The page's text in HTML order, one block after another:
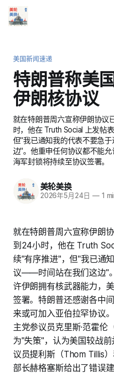
美国新闻速递
特朗普称美
伊朗核协议
就在特朗普周六宣称伊朗协议
时，他在 Truth Social 上发帖
但"我已通知我的代表不要急
边"。他重申任何协议都不能
海军封锁将持续至协议签署。
美轮美换
2026年5月24日 —1
就在特朗普周六宣称伊朗
到24小时，他在 Truth
续"有序推进"，但"我已通
议——时间站在我们这边"
许伊朗拥有核武器能力，
签署。特朗普还感谢各中
来或可加入亚伯拉罕协议
主党参议员克里斯·范霍伦
为"失策"，认为美国较战
议员提利斯（Thom Tillis
部长赫格塞斯给出了错误建